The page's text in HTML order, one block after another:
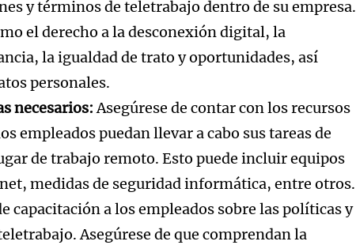
y términos de teletrabajo dentro de su empresa.
el derecho a la desconexión digital, la
la igualdad de trato y oportunidades, así
personales.
necesarios:Asegúrese de contar con los recursos
empleados puedan llevar a cabo sus tareas de
de trabajo remoto. Esto puede incluir equipos
medidas de seguridad informática, entre otros.
capacitación a los empleados sobre las políticas y
Asegúrese de que comprendan la